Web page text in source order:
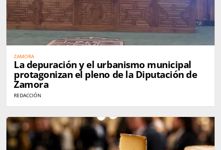
ZAMORA
La depuración y el urbanismo municipal
protagonizan el pleno de la Diputación de
Zamora
REDACCIÓN